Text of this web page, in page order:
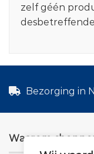
zelf géén
Bezorging in
Waarom